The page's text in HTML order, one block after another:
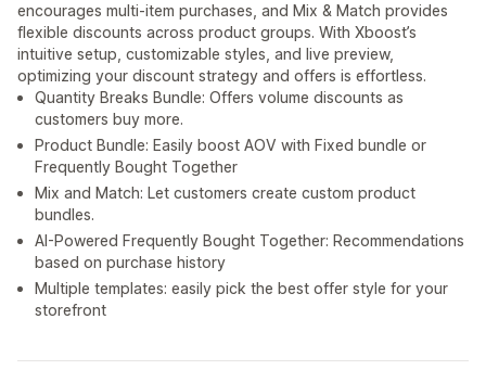
encourages multi-item purchases, and Mix & Match provides
flexible discounts across product groups. With Xboost’s
intuitive setup, customizable styles, and live preview,
optimizing your discount strategy and offers is effortless.
Quantity Breaks Bundle: Offers volume discounts as
customers buy more.
Product Bundle: Easily boost AOV with Fixed bundle or
Frequently Bought Together
Mix and Match: Let customers create custom product
bundles.
AI-Powered Frequently Bought Together: Recommendations
based on purchase history
Multiple templates: easily pick the best offer style for your
storefront